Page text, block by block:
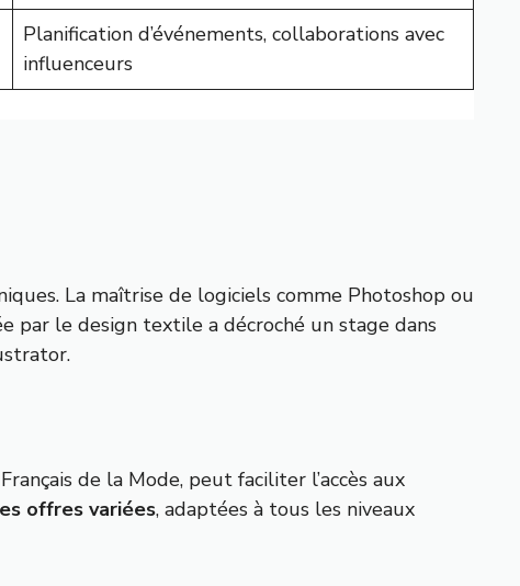
Planification d’événements, collaborations avec
influenceurs
La maîtrise de logiciels comme Photoshop ou
par le design textile a décroché un stage dans
de la Mode, peut faciliter l’accès aux
offres variées, adaptées à tous les niveaux